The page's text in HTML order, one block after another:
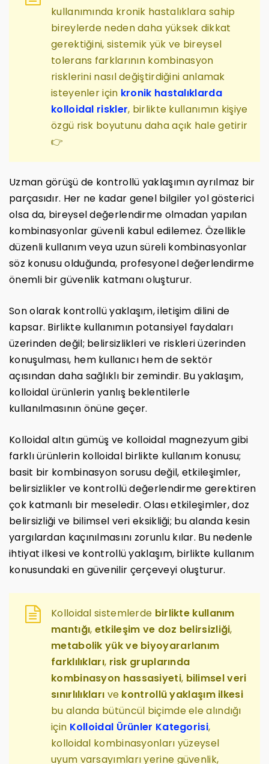
kullanımında kronik hastalıklara sahip
bireylerde neden daha yüksek dikkat
gerektiğini, sistemik yük ve bireysel
tolerans farklarının kombinasyon
risklerini nasıl değiştirdiğini anlamak
isteyenler için kronik hastalıklarda
kolloidal riskler, birlikte kullanımın kişiye
özgü risk boyutunu daha açık hale getirir
👉
Uzman görüşü de kontrollü yaklaşımın ayrılmaz bir
parçasıdır. Her ne kadar genel bilgiler yol gösterici
olsa da, bireysel değerlendirme olmadan yapılan
kombinasyonlar güvenli kabul edilemez. Özellikle
düzenli kullanım veya uzun süreli kombinasyonlar
söz konusu olduğunda, profesyonel değerlendirme
önemli bir güvenlik katmanı oluşturur.
Son olarak kontrollü yaklaşım, iletişim dilini de
kapsar. Birlikte kullanımın potansiyel faydaları
üzerinden değil; belirsizlikleri ve riskleri üzerinden
konuşulması, hem kullanıcı hem de sektör
açısından daha sağlıklı bir zemindir. Bu yaklaşım,
kolloidal ürünlerin yanlış beklentilerle
kullanılmasının önüne geçer.
Kolloidal altın gümüş ve kolloidal magnezyum gibi
farklı ürünlerin kolloidal birlikte kullanım konusu;
basit bir kombinasyon sorusu değil, etkileşimler,
belirsizlikler ve kontrollü değerlendirme gerektiren
çok katmanlı bir meseledir. Olası etkileşimler, doz
belirsizliği ve bilimsel veri eksikliği; bu alanda kesin
yargılardan kaçınılmasını zorunlu kılar. Bu nedenle
ihtiyat ilkesi ve kontrollü yaklaşım, birlikte kullanım
konusundaki en güvenilir çerçeveyi oluşturur.
Kolloidal sistemlerde birlikte kullanım
mantığı, etkileşim ve doz belirsizliği,
metabolik yük ve biyoyararlanım
farklılıkları, risk gruplarında
kombinasyon hassasiyeti, bilimsel veri
sınırlılıkları ve kontrollü yaklaşım ilkesi
bu alanda bütüncül biçimde ele alındığı
için Kolloidal Ürünler Kategorisi,
kolloidal kombinasyonları yüzeysel
uyum varsayımları yerine güvenlik,